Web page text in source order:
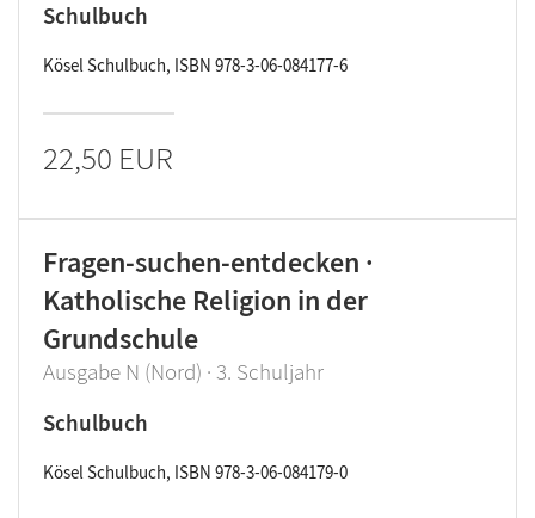
Schulbuch
Kösel Schulbuch, ISBN 978-3-06-084177-6
22,50 EUR
Fragen-suchen-entdecken ·
Katholische Religion in der
Grundschule
Ausgabe N (Nord) · 3. Schuljahr
Schulbuch
Kösel Schulbuch, ISBN 978-3-06-084179-0